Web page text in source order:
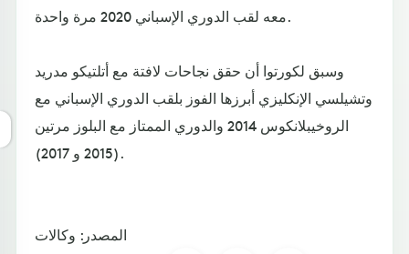
معه لقب الدوري الإسباني 2020 مرة واحدة.
وسبق لكورتوا أن حقق نجاحات لافتة مع أتلتيكو مدريد
وتشيلسي الإنكليزي أبرزها الفوز بلقب الدوري الإسباني مع
الروخيبلانكوس 2014 والدوري الممتاز مع البلوز مرتين
(2015 و 2017).
المصدر: وكالات